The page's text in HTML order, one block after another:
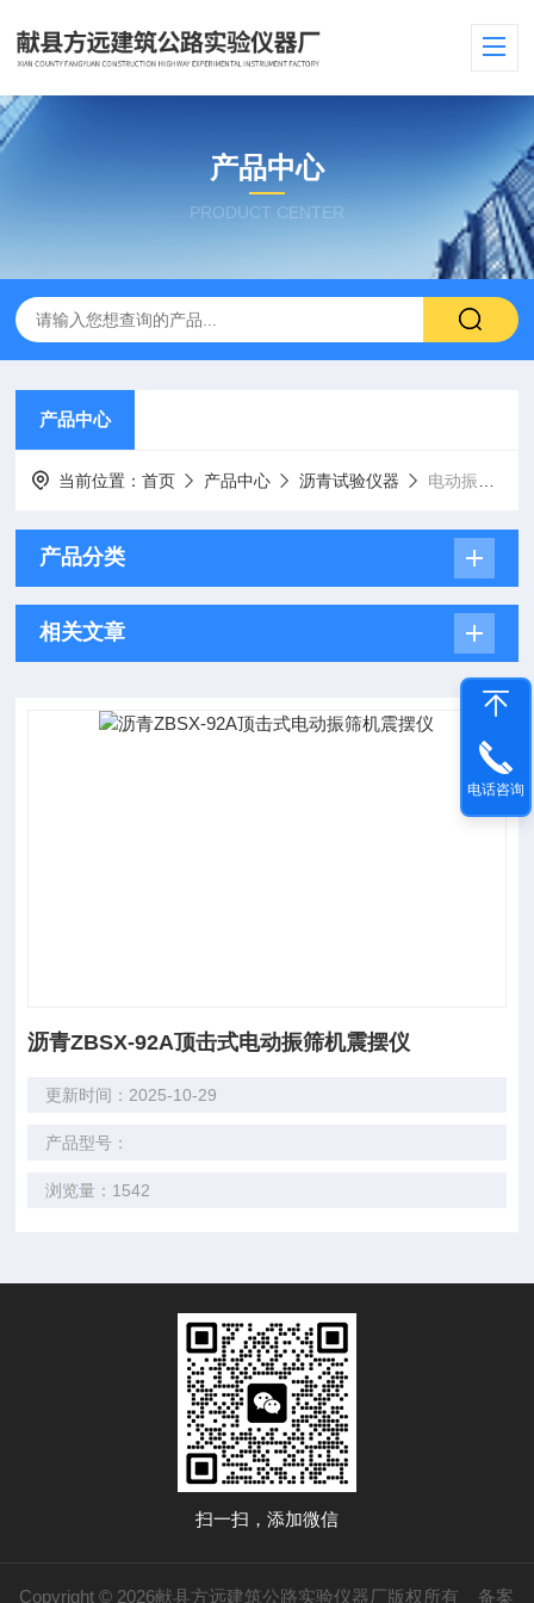
产品中心
PRODUCT CENTER
产品中心
当前位置：首页 产品中心 沥青试验仪器 电动振筛机
产品分类
相关文章
沥青ZBSX-92A顶击式电动振筛机震摆仪
更新时间：2025-10-29
产品型号：
浏览量：1542
扫一扫，添加微信
Copyright © 2026献县方远建筑公路实验仪器厂版权所有 备案
电话咨询